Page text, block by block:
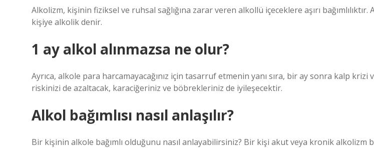
Alkolizm, kişinin fiziksel ve ruhsal sağlığına zarar veren alkollü içeceklere aşırı
kişiye alkolik denir.
1 ay alkol alınmazsa ne olur?
Ayrıca, alkole para harcamayacağınız için tasarruf etmenin yanı sıra, bir ay sonra kalp krizi
riskinizi de azaltacak, karaciğeriniz ve böbrekleriniz de iyileşecektir.
Alkol bağımlısı nasıl anlaşılır?
Bir kişinin alkole bağımlı olduğunu nasıl anlayabilirsiniz? Bir kişi akut veya kronik alkolizm